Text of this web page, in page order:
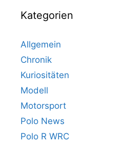
Kategorien
Allgemein
Chronik
Kuriositäten
Modell
Motorsport
Polo News
Polo R WRC